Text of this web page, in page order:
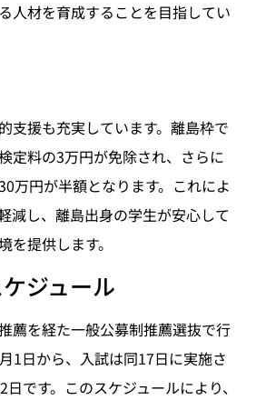
人材を育成することを目指してい
支援も充実しています。離島枠で
定料の3万円が免除され、さらに
万円が半額となります。これによ
減し、離島出身の学生が安心して
を提供します。
ジュール
薦を経た一般公募制推薦選抜で行
1日から、入試は同17日に実施さ
です。このスケジュールにより、